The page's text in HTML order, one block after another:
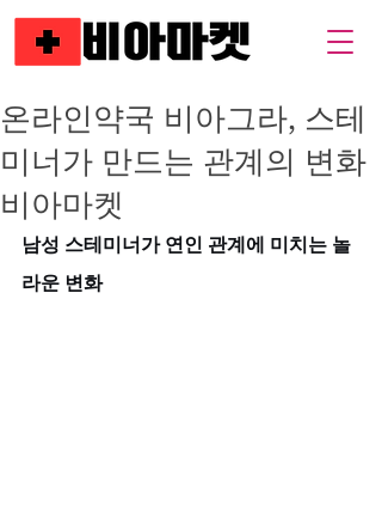
온라인약국 비아그라, 스테
미너가 만드는 관계의 변화
비아마켓
남성 스테미너가 연인 관계에 미치는 놀
라운 변화